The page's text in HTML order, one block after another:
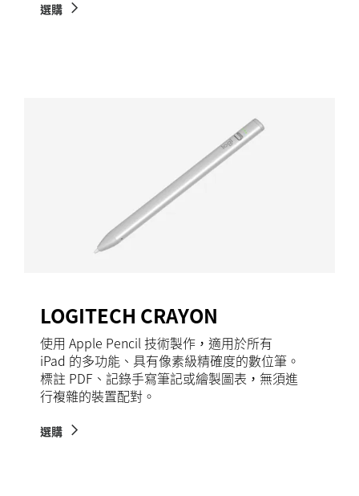
選購
LOGITECH CRAYON
使用 Apple Pencil 技術製作，適用於所有
iPad 的多功能、具有像素級精確度的數位筆。
標註 PDF、記錄手寫筆記或繪製圖表，無須進
行複雜的裝置配對。
選購